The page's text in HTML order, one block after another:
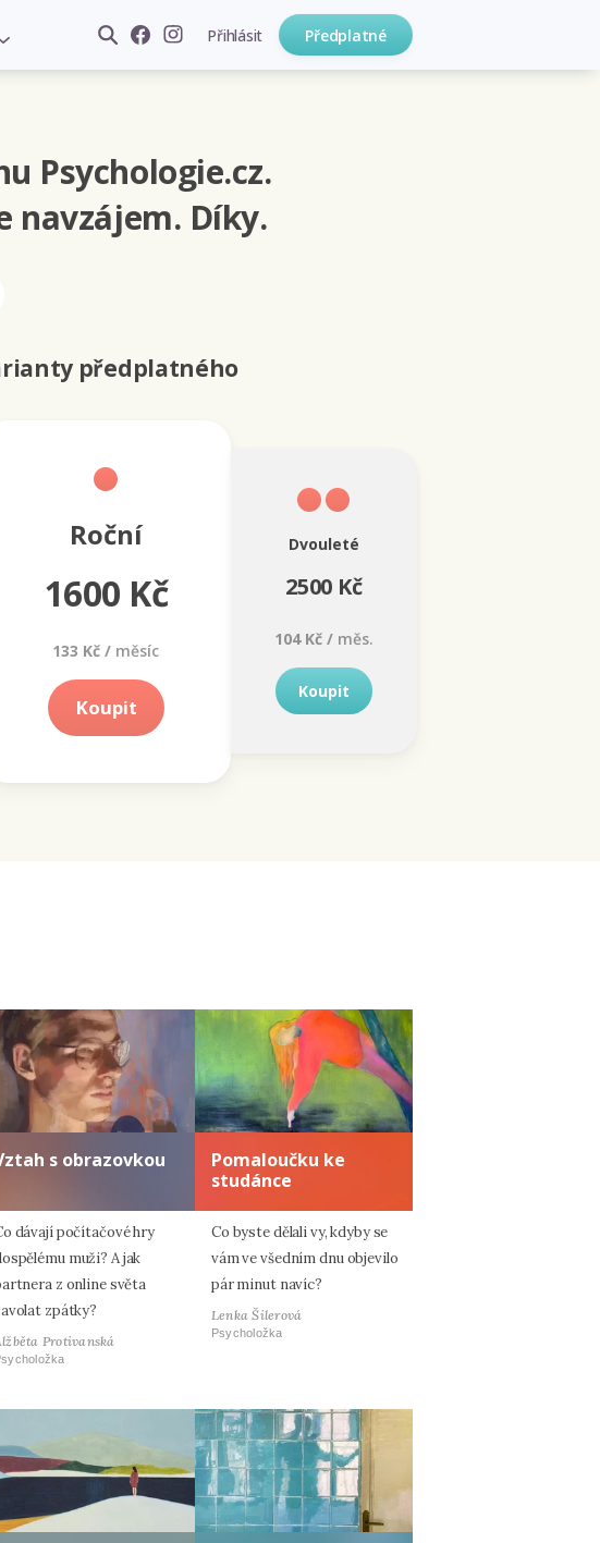
Přihlásit Předplatné
Psychologie.cz.
navzájem. Díky.
předplatného
Roční
1600 Kč
133 Kč / měsíc
Koupit
Dvouleté
2500 Kč
104 Kč /měs.
Koupit
s obrazovkou
dávají počítačové hry
muži? A jak
z online světa
zpátky?
Protivanská
Pomaloučku ke
studánce
Co byste dělali vy, kdyby se
vám ve všedním dnu objevilo
pár minut navíc?
Lenka Šilerová
Psycholožka